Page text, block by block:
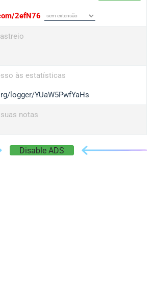
2efN76
às estatísticas
logger/YUaW5PwfYaHs
notas
Disable ADS